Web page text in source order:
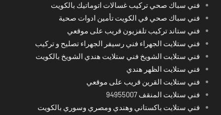
فني سباك صحي تركيب غسالات اتوماتيك بالكويت
فني سباك صحي في الكويت تأمين ادوات صحية
فني ستاند تركيب تلفزيون قريب على موقعي
فني ستلايت الجهراء فني رسيفر الجهراء تصليح و تركيب
فني ستلايت الشويخ فني ستلايت هندي الشويخ بالكويت
فني ستلايت الظهر هندي
فني ستلايت القرين قريب على موقعي
فني ستلايت المنقف 94955007
فني ستلايت باكستاني وهندي ومصري وسوري بالكويت